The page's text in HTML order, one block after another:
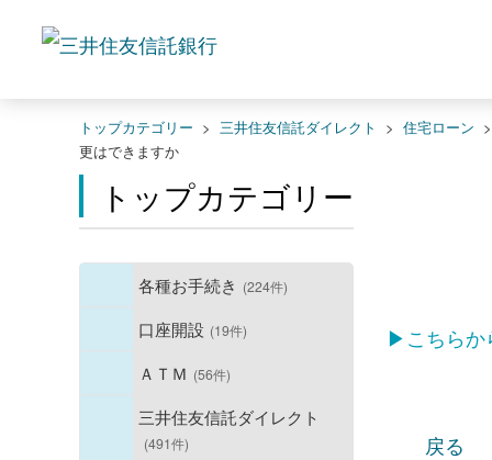
トップカテゴリー > 三井住友信託ダイレクト > 住宅ローン >
更はできますか
トップカテゴリー
各種お手続き (224件)
口座開設 (19件)
ＡＴＭ (56件)
三井住友信託ダイレクト
(491件)
▶こちらか
戻る